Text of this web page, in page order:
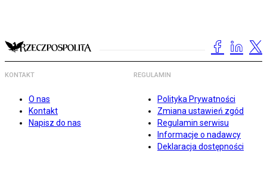
KONTAKT
O nas
Kontakt
Napisz do nas
REGULAMIN
Polityka Prywatności
Zmiana ustawień zgód
Regulamin serwisu
Informacje o nadawcy
Deklaracja dostępności